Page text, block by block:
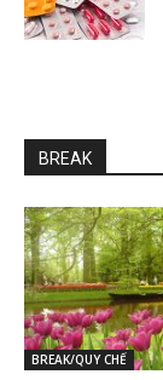
BREAK
BREAK/QUY CHẾ